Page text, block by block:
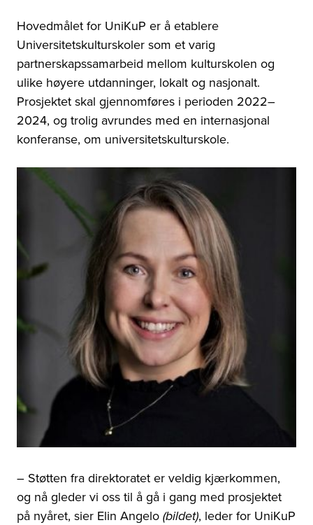
Hovedmålet for UniKuP er å etablere
Universitetskulturskoler som et varig
partnerskapssamarbeid mellom kulturskolen og
ulike høyere utdanninger, lokalt og nasjonalt.
Prosjektet skal gjennomføres i perioden 2022–
2024, og trolig avrundes med en internasjonal
konferanse, om universitetskulturskole.
– Støtten fra direktoratet er veldig kjærkommen,
og nå gleder vi oss til å gå i gang med prosjektet
på nyåret, sier Elin Angelo (bildet), leder for UniKuP